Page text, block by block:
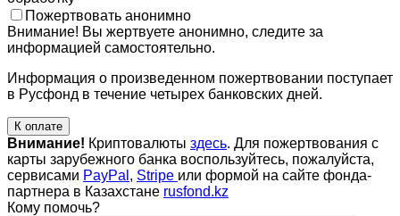
Пожертвовать анонимно
Внимание! Вы жертвуете анонимно, следите за
информацией самостоятельно.
Информация о произведенном пожертвовании поступает
в Русфонд в течение четырех банковских дней.
К оплате
Внимание! Криптовалюты здесь. Для пожертвования с
карты зарубежного банка воспользуйтесь, пожалуйста,
сервисами PayPal , Stripe или формой на сайте фонда-
партнера в Казахстане rusfond.kz
Кому помочь?